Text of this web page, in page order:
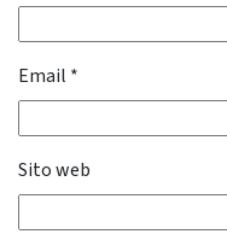
Email *
Sito web